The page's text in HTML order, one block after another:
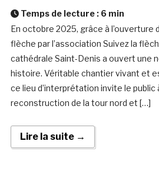
Temps de lecture : 6 min
En octobre 2025, grâce à l’ouverture
flèche par l’association Suivez la
cathédrale Saint-Denis a ouvert une
histoire. Véritable chantier vivant et
ce lieu d’interprétation invite le public
reconstruction de la tour nord et […]
Lire la suite →